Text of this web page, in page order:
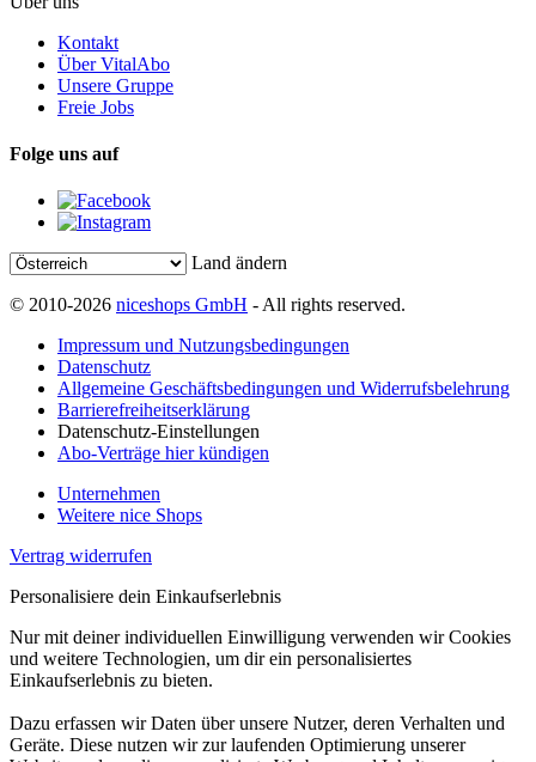
Kontakt
Über VitalAbo
Unsere Gruppe
Freie Jobs
Folge uns auf
Land ändern
© 2010-2026 niceshops GmbH - All rights reserved.
Impressum und Nutzungsbedingungen
Datenschutz
Allgemeine Geschäftsbedingungen und Widerrufsbelehrung
Barrierefreiheitserklärung
Datenschutz-Einstellungen
Abo-Verträge hier kündigen
Unternehmen
Weitere nice Shops
Vertrag widerrufen
Personalisiere dein Einkaufserlebnis
Nur mit deiner individuellen Einwilligung verwenden wir Cookies
und weitere Technologien, um dir ein personalisiertes
Einkaufserlebnis zu bieten.
Dazu erfassen wir Daten über unsere Nutzer, deren Verhalten und
Geräte. Diese nutzen wir zur laufenden Optimierung unserer